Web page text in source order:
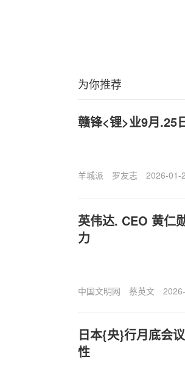
为你推荐
赣锋<锂>业9月.25
羊城派 罗友志 2026-01-
英伟达. CEO 黄仁
力
中国文明网 蔡英文
日本{央}行月底会
性